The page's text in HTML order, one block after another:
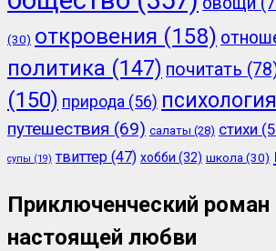
(30) откровения (158)
политика (147) почитать
(150) природа (56) психология
путешествия (69) салаты (28) стихи
супы (19) твиттер (47) хобби (32) школа (30)
Приключенческий роман
настоящей любви